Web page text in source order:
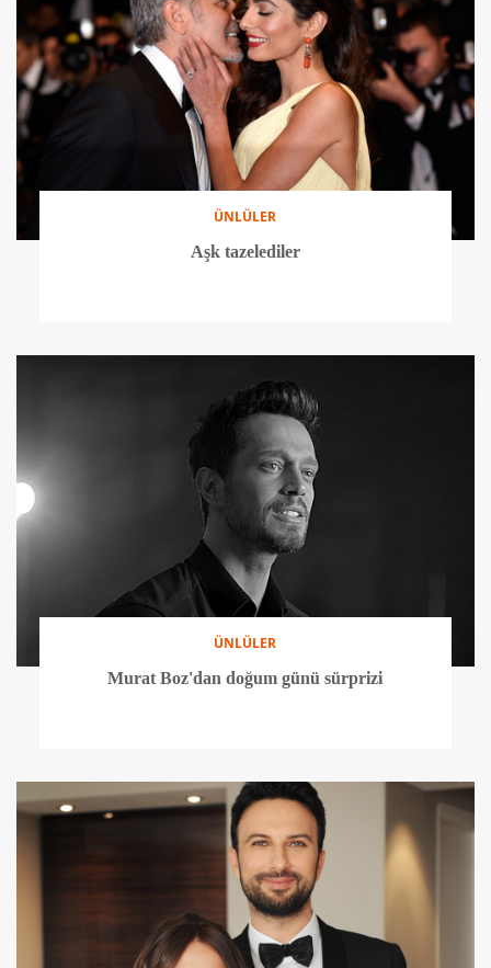
ÜNLÜLER
Aşk tazelediler
ÜNLÜLER
Murat Boz'dan doğum günü sürprizi